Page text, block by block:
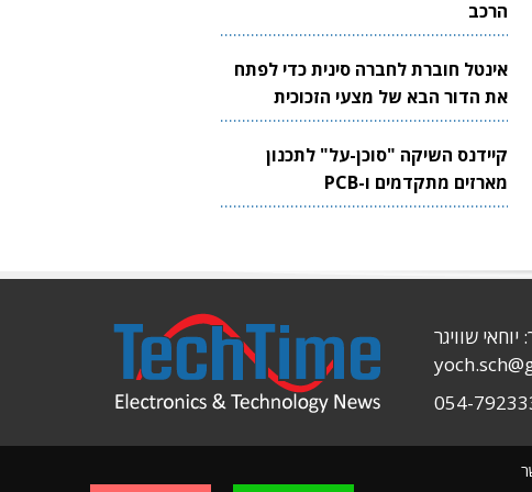
הרכב
אינטל חוברת לחברה סינית כדי לפתח
את הדור הבא של מצעי הזכוכית
לשבבים
קיידנס השיקה "סוכן-על" לתכנון
מארזים מתקדמים ו-PCB
יוחאי שוויגר
054-